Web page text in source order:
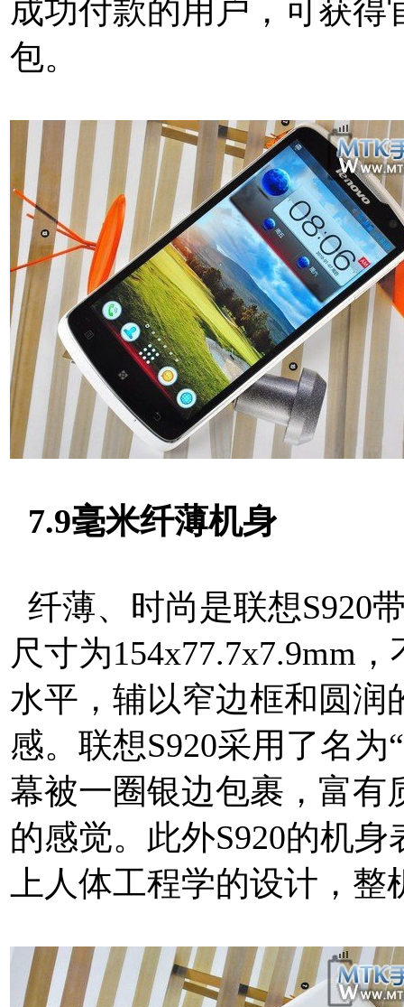
成功付款的用户，可获得
包。
7.9毫米纤薄机身
纤薄、时尚是联想S920
尺寸为154x77.7x7.9mm
水平，辅以窄边框和圆润
感。联想S920采用了名为
幕被一圈银边包裹，富有
的感觉。此外S920的机
上人体工程学的设计，